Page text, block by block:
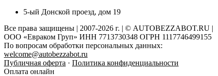
5-ый Донской проезд, дом 19
Все права защищены | 2007-2026 г. | © AUTOBEZZABOT.RU |
ООО «Евраком Груп» ИНН 7713730348 ОГРН 1117746499155
По вопросам обработки персональных данных:
welcome@autobezzabot.ru
Публичная оферта · Политика конфиденциальности
Оплата онлайн